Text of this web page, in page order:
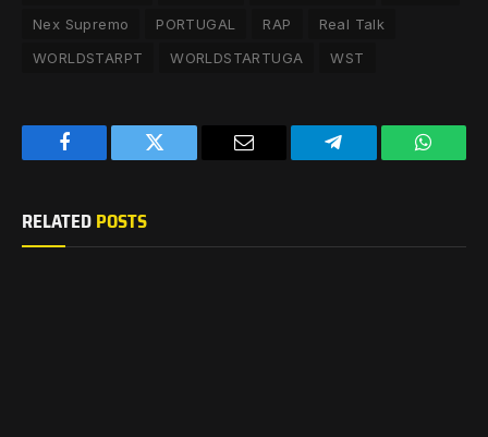
Nex Supremo
PORTUGAL RAP
Real Talk
WORLDSTARPT
WORLDSTARTUGA WST
Facebook Twitter Email Telegram
RELATEDPOSTS